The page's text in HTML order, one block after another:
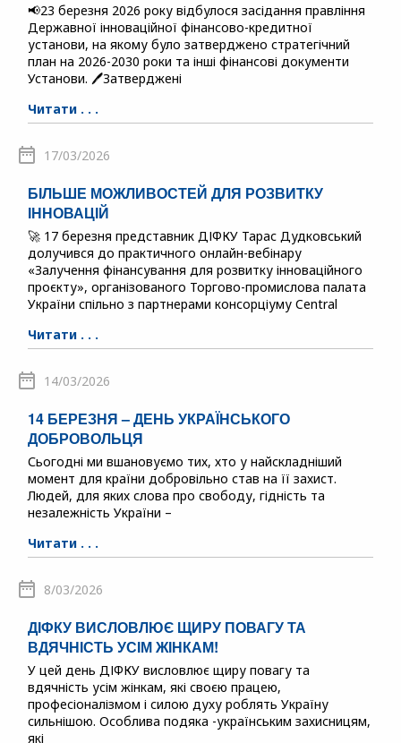
📢23 березня 2026 року відбулося засідання правління
Державної інноваційної фінансово-кредитної
установи, на якому було затверджено стратегічний
план на 2026-2030 роки та інші фінансові документи
Установи. 🖊️Затверджені
Читати . . .
17/03/2026
БІЛЬШЕ МОЖЛИВОСТЕЙ ДЛЯ РОЗВИТКУ
ІННОВАЦІЙ
🚀 17 березня представник ДІФКУ Тарас Дудковський
долучився до практичного онлайн-вебінару
«Залучення фінансування для розвитку інноваційного
проєкту», організованого Торгово-промислова палата
України спільно з партнерами консорціуму Central
Читати . . .
14/03/2026
14 БЕРЕЗНЯ – ДЕНЬ УКРАЇНСЬКОГО
ДОБРОВОЛЬЦЯ
Сьогодні ми вшановуємо тих, хто у найскладніший
момент для країни добровільно став на її захист.
Людей, для яких слова про свободу, гідність та
незалежність України –
Читати . . .
8/03/2026
ДІФКУ ВИСЛОВЛЮЄ ЩИРУ ПОВАГУ ТА
ВДЯЧНІСТЬ УСІМ ЖІНКАМ!
У цей день ДІФКУ висловлює щиру повагу та
вдячність усім жінкам, які своєю працею,
професіоналізмом і силою духу роблять Україну
сильнішою. Особлива подяка -українським захисницям,
які